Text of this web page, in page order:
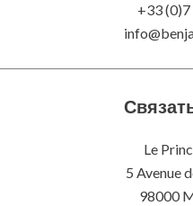
+33
Le
5 Avenue
98000